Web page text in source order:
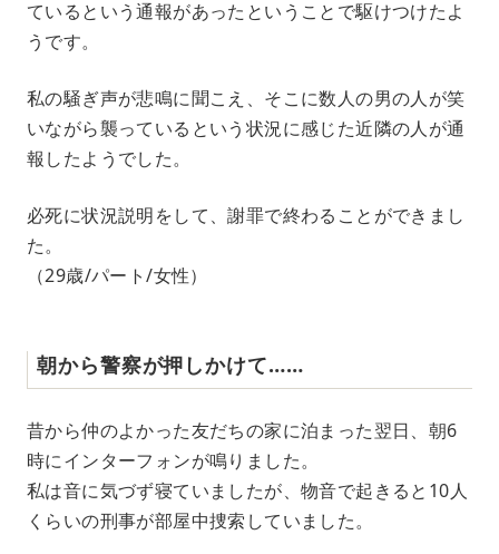
ているという通報があったということで駆けつけたよ
うです。
私の騒ぎ声が悲鳴に聞こえ、そこに数人の男の人が笑
いながら襲っているという状況に感じた近隣の人が通
報したようでした。
必死に状況説明をして、謝罪で終わることができまし
た。
（29歳/パート/女性）
朝から警察が押しかけて……
昔から仲のよかった友だちの家に泊まった翌日、朝6
時にインターフォンが鳴りました。
私は音に気づず寝ていましたが、物音で起きると10人
くらいの刑事が部屋中捜索していました。